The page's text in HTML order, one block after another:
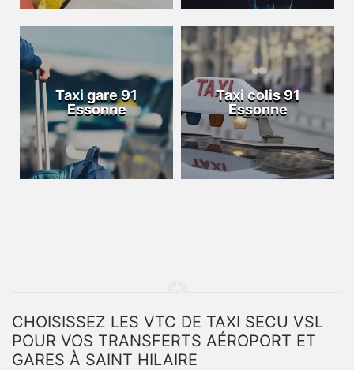
Taxi gare 91
Essonne
Taxi colis 91
Essonne
CHOISISSEZ LES VTC DE TAXI SECU VSL
POUR VOS TRANSFERTS AÉROPORT ET
GARES À SAINT HILAIRE